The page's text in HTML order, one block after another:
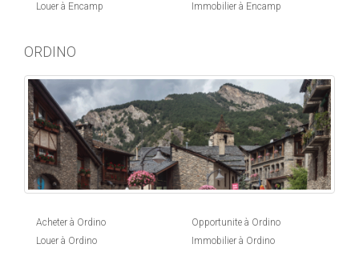
Louer à Encamp
Immobilier à Encamp
ORDINO
Acheter à Ordino
Louer à Ordino
Opportunite à Ordino
Immobilier à Ordino